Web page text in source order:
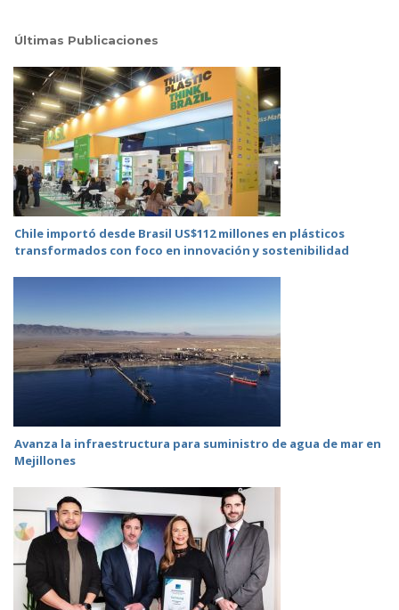
Últimas Publicaciones
Chile importó desde Brasil US$112 millones en plásticos
transformados con foco en innovación y sostenibilidad
Avanza la infraestructura para suministro de agua de mar en
Mejillones